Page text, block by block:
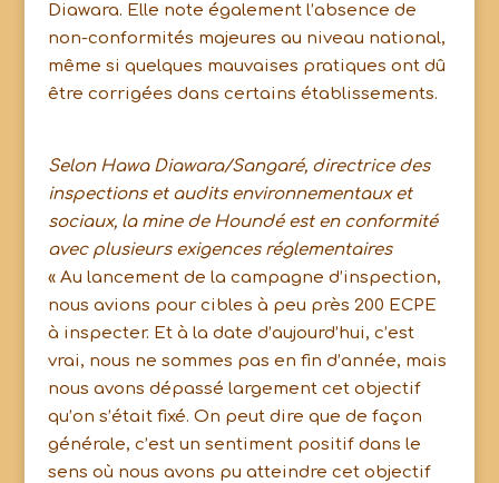
Diawara. Elle note également l’absence de
non-conformités majeures au niveau national,
même si quelques mauvaises pratiques ont dû
être corrigées dans certains établissements.
Selon Hawa Diawara/Sangaré, directrice des
inspections et audits environnementaux et
sociaux, la mine de Houndé est en conformité
avec plusieurs exigences réglementaires
« Au lancement de la campagne d’inspection,
nous avions pour cibles à peu près 200 ECPE
à inspecter. Et à la date d’aujourd’hui, c’est
vrai, nous ne sommes pas en fin d’année, mais
nous avons dépassé largement cet objectif
qu’on s’était fixé. On peut dire que de façon
générale, c’est un sentiment positif dans le
sens où nous avons pu atteindre cet objectif